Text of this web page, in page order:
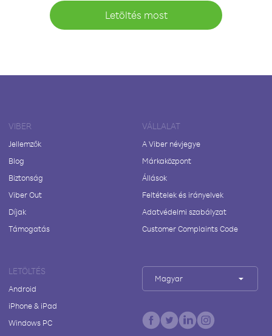
Letöltés most
VIBER
Jellemzők
Blog
Biztonság
Viber Out
Díjak
Támogatás
VÁLLALAT
A Viber névjegye
Márkaközpont
Állások
Feltételek és irányelvek
Adatvédelmi szabályzat
Customer Complaints Code
LETÖLTÉS
Android
iPhone & iPad
Windows PC
Magyar